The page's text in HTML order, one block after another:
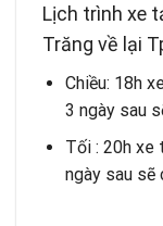
Lịch trình xe
Trăng về lại
Chiều: 18h
3 ngày sau
Tối : 20h xe
ngày sau